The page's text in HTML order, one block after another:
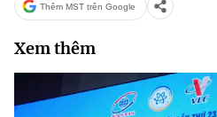
Thêm MST trên Google
Xem thêm